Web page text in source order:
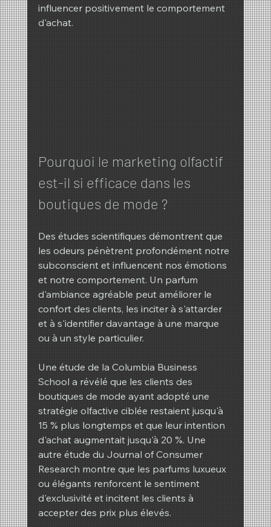
influencer positivement le comportement
d'achat.
Pourquoi le marketing olfactif
est-il si efficace dans les
boutiques de mode ?
Des études scientifiques démontrent que
les odeurs pénètrent profondément notre
subconscient et influencent nos émotions
et notre comportement. Un parfum
d'ambiance agréable peut améliorer le
confort des clients, les inciter à s'attarder
et à s'identifier davantage à une marque
ou à un style particulier.
Une étude de la Columbia Business
School a révélé que les clients des
boutiques de mode ayant adopté une
stratégie olfactive ciblée restaient jusqu'à
15 % plus longtemps et que leur intention
d'achat augmentait jusqu'à 20 %. Une
autre étude du Journal of Consumer
Research montre que les parfums luxueux
ou élégants renforcent le sentiment
d'exclusivité et incitent les clients à
accepter des prix plus élevés.